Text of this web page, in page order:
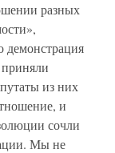
разных
демонстрация
из них
и
сочли
Мы не